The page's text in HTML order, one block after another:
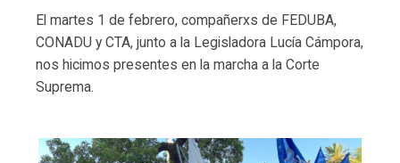
El martes 1 de febrero, compañerxs de FEDUBA,
CONADU y CTA, junto a la Legisladora Lucía Cámpora,
nos hicimos presentes en la marcha a la Corte
Suprema.